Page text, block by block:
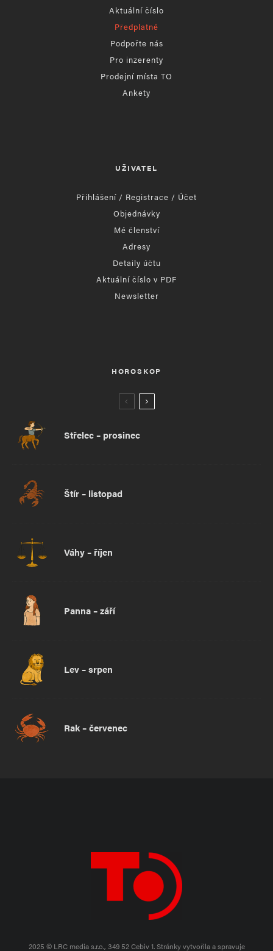
Aktuální číslo
Předplatné
Podpořte nás
Pro inzerenty
Prodejní místa TO
Ankety
UŽIVATEL
Přihlášení / Registrace / Účet
Objednávky
Mé členství
Adresy
Detaily účtu
Aktuální číslo v PDF
Newsletter
HOROSKOP
Střelec – prosinec
Štír – listopad
Váhy – říjen
Panna – září
Lev – srpen
Rak – červenec
2025 © LRC media s.r.o., 349 52 Cebiv 1.Stránky vytvořila a spravuje